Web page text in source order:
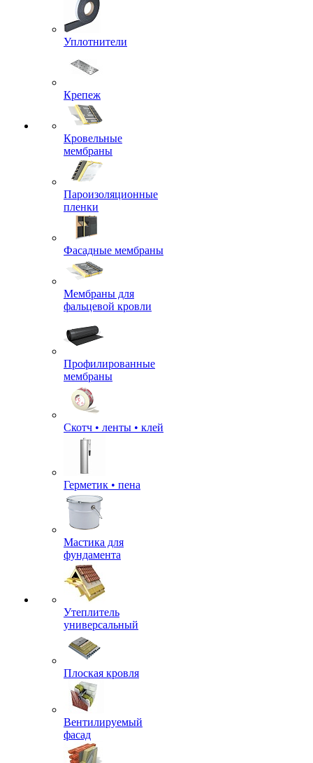
Уплотнители
Крепеж
Кровельные
мембраны
Пароизоляционные
пленки
Фасадные мембраны
Мембраны для
фальцевой кровли
Профилированные
мембраны
Скотч • ленты • клей
Герметик • пена
Мастика для
фундамента
Утеплитель
универсальный
Плоская кровля
Вентилируемый
фасад